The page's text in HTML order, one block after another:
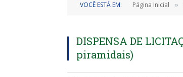
VOCÊ ESTÁ EM: Página Inicial »
DISPENSA DE
piramidais)